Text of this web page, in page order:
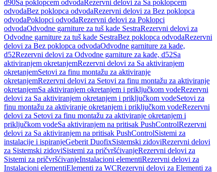
d90Sa poklopcem odvodaRezervni delovi za Sa poklopcem
odvodaBez poklopca odvodaRezervni delovi za Bez poklopca
odvodaPoklopci odvodaRezervni delovi za Poklopci
odvodaOdvodne garniture za tuš kade SestraRezervni delovi za
Odvodne garniture za tuš kade SestraBez poklopca odvodaRezervni
delovi za Bez poklopca odvodaOdvodne garniture za kade,
d52Rezervni delovi za Odvodne garniture za kade, d52Sa
aktiviranjem okretanjemRezervni delovi za Sa aktiviranjem
okretanjemSetovi za finu montažu za aktiviranje
okretanjemRezervni delovi za Setovi za finu montažu za aktiviranje
okretanjemSa aktiviranjem okretanjem i priključkom vodeRezervni
delovi za Sa aktiviranjem okretanjem i priključkom vodeSetovi za
finu montažu za aktiviranje okretanjem i priključkom vodeRezervni
delovi za Setovi za finu montažu za aktiviranje okretanjem i
priključkom vodeSa aktiviranjem na pritisak PushControlRezervni
delovi za Sa aktiviranjem na pritisak PushControlSistemi za
instalacije i ispiranjeGeberit DuofixSistemski zidoviRezervni delovi
za Sistemski zidoviSistemi za pričvršćivanjeRezervni delovi za
Sistemi za pričvršćivanjeInstalacioni elementiRezervni delovi za
Instalacioni elementiElementi za WCRezervni delovi za Elementi za